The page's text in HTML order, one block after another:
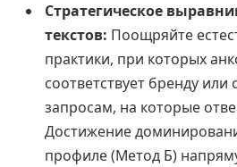
Стратегическое
текстов: Поощряйте
практики, при которых
соответствует бренду
запросам, на которые
Достижение
профиле (Метод Б)